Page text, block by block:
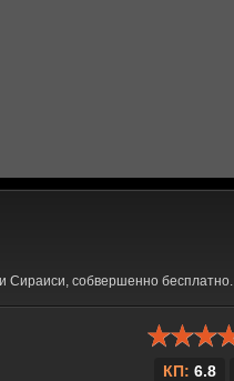
Сираиси, собвершенно бесплатно.
КП: 6.8